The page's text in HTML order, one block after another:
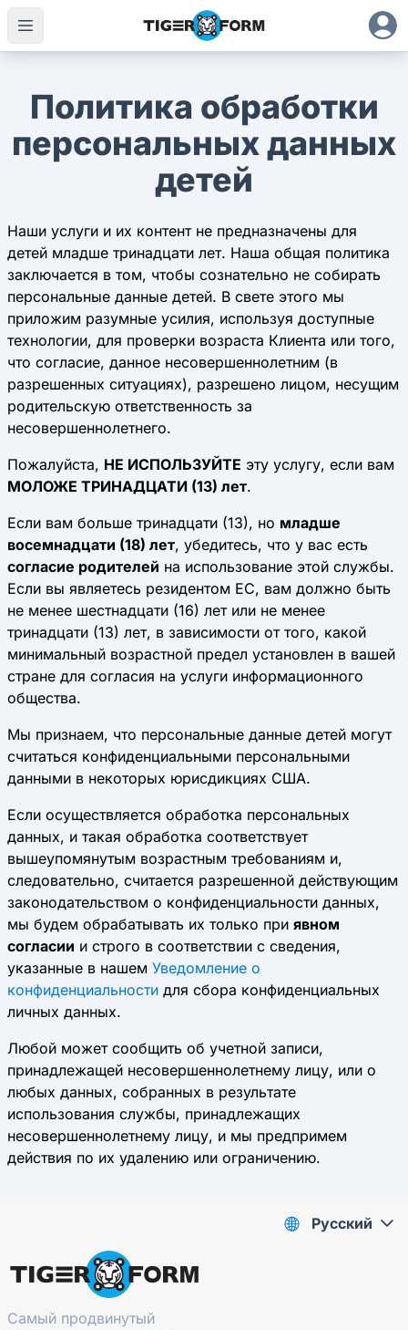
Политика обработки
персональных данных
детей
Наши услуги и их контент не предназначены для
детей младше тринадцати лет. Наша общая политика
заключается в том, чтобы сознательно не собирать
персональные данные детей. В свете этого мы
приложим разумные усилия, используя доступные
технологии, для проверки возраста Клиента или того,
что согласие, данное несовершеннолетним (в
разрешенных ситуациях), разрешено лицом, несущим
родительскую ответственность за
несовершеннолетнего.
Пожалуйста, НЕ ИСПОЛЬЗУЙТЕ эту услугу, если вам
МОЛОЖЕ ТРИНАДЦАТИ (13) лет.
Если вам больше тринадцати (13), но младше
восемнадцати (18) лет, убедитесь, что у вас есть
согласие родителей на использование этой службы.
Если вы являетесь резидентом ЕС, вам должно быть
не менее шестнадцати (16) лет или не менее
тринадцати (13) лет, в зависимости от того, какой
минимальный возрастной предел установлен в вашей
стране для согласия на услуги информационного
общества.
Мы признаем, что персональные данные детей могут
считаться конфиденциальными персональными
данными в некоторых юрисдикциях США.
Если осуществляется обработка персональных
данных, и такая обработка соответствует
вышеупомянутым возрастным требованиям и,
следовательно, считается разрешенной действующим
законодательством о конфиденциальности данных,
мы будем обрабатывать их только при явном
согласии и строго в соответствии с сведения,
указанные в нашем Уведомление о
конфиденциальности для сбора конфиденциальных
личных данных.
Любой может сообщить об учетной записи,
принадлежащей несовершеннолетнему лицу, или о
любых данных, собранных в результате
использования службы, принадлежащих
несовершеннолетнему лицу, и мы предпримем
действия по их удалению или ограничению.
Самый продвинутый
Pусский